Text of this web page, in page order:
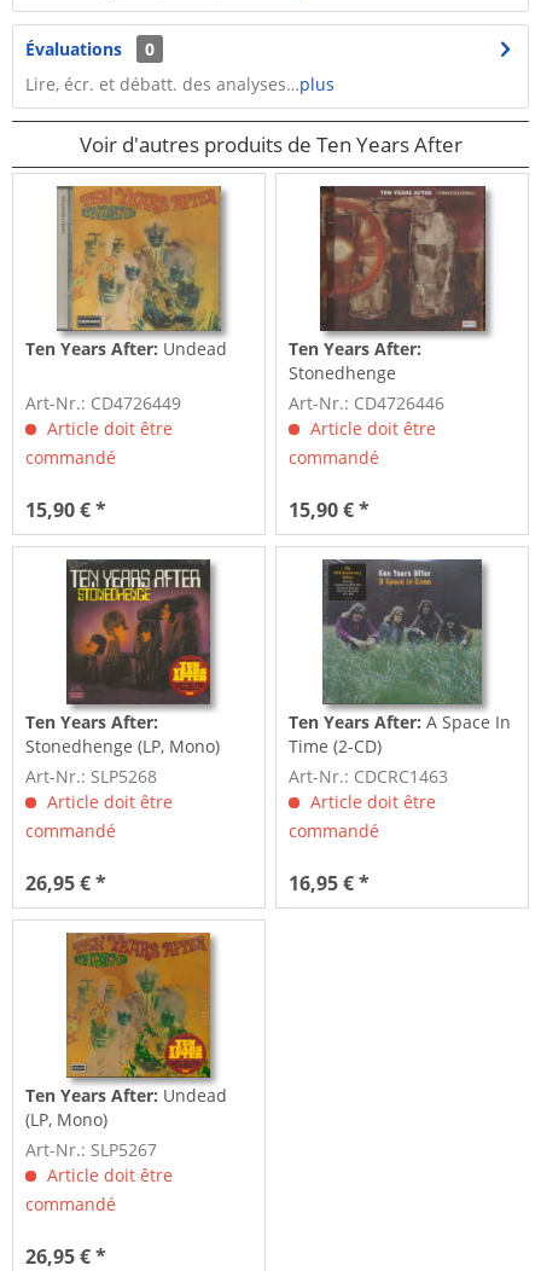
Évaluations
0
Lire, écr. et débatt. des analyses…plus
Voir d'autres produits de Ten Years After
Ten Years After: Undead
Art-Nr.: CD4726449
Article doit être
commandé
15,90 € *
Ten Years After:
Stonedhenge
Art-Nr.: CD4726446
Article doit être
commandé
15,90 € *
Ten Years After:
Stonedhenge (LP, Mono)
Art-Nr.: SLP5268
Article doit être
commandé
26,95 € *
Ten Years After: A Space In
Time (2-CD)
Art-Nr.: CDCRC1463
Article doit être
commandé
16,95 € *
Ten Years After: Undead
(LP, Mono)
Art-Nr.: SLP5267
Article doit être
commandé
26,95 € *